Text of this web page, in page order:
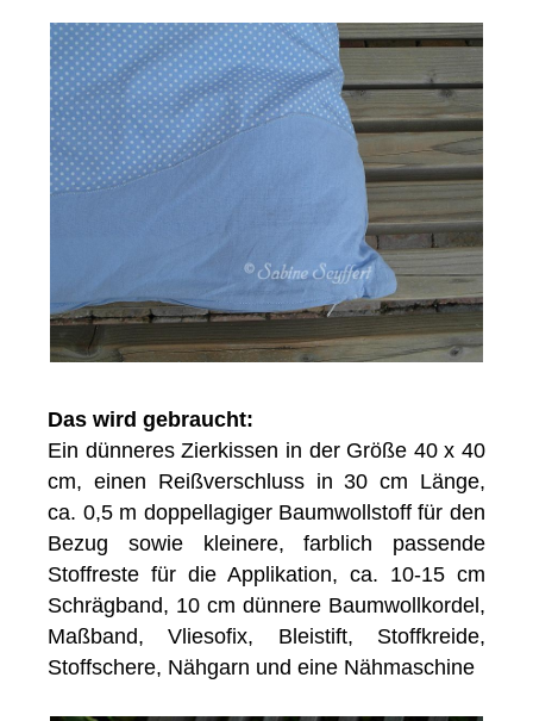
Das wird gebraucht:
Ein dünneres Zierkissen in der Größe 40 x 40
cm, einen Reißverschluss in 30 cm Länge,
ca. 0,5 m doppellagiger Baumwollstoff für den
Bezug sowie kleinere, farblich passende
Stoffreste für die Applikation, ca. 10-15 cm
Schrägband, 10 cm dünnere Baumwollkordel,
Maßband, Vliesofix, Bleistift, Stoffkreide,
Stoffschere, Nähgarn und eine Nähmaschine